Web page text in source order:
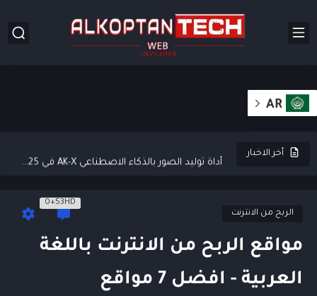
AR
أخر الاخبار
YT Genius أفضل أداة AI لتوليد محتوى يوتيوب محسن للسيو... الربح من الانترنت
0+53HD
مواقع الربح من الانترنت باللغة
العربية - افضل 7 مواقع